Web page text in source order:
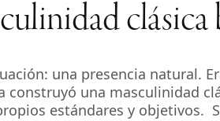
clásica
una presencia natural.
construyó una masculinidad
estándares y objetivos.